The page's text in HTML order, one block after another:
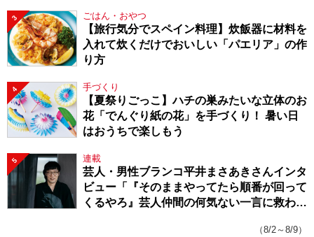
3 ごはん・おやつ
【旅行気分でスペイン料理】炊飯器に材料を
入れて炊くだけでおいしい「パエリア」の作
り方
4 手づくり
【夏祭りごっこ】ハチの巣みたいな立体のお
花「でんぐり紙の花」を手づくり！ 暑い日
はおうちで楽しもう
5 連載
芸人・男性ブランコ平井まさあきさんインタ
ビュー「『そのままやってたら順番が回って
くるやろ』芸人仲間の何気ない一言に救われ
（8/2～8/9）